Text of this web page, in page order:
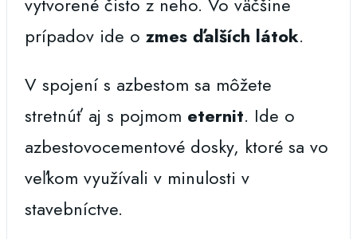
prípadov ide o zmes ďalších látok.
V spojení s azbestom sa môžete
stretnúť aj s pojmom eternit. Ide o
azbestovocementové dosky, ktoré sa vo
veľkom využívali v minulosti v
stavebníctve.